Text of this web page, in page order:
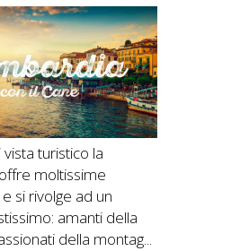
turistico la
moltissime
si rivolge ad un
amanti della
della montag...